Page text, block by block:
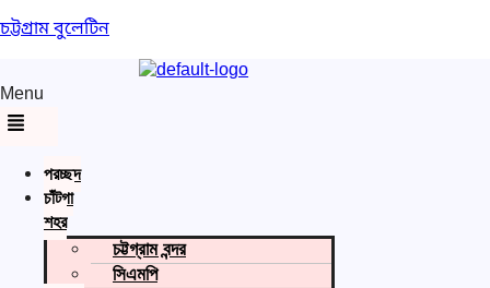
চট্টগ্রাম বুলেটিন
Menu
প্রচ্ছদ
চাঁটগা
শহর
চট্টগ্রাম বন্দর
সিএমপি